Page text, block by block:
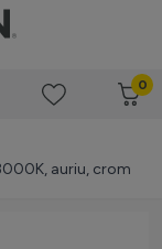
0
auriu, crom